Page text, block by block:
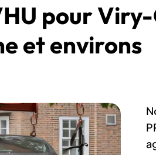
pour
et environs